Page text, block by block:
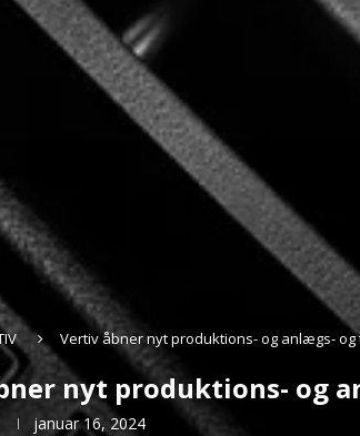
Vertiv åbner nyt produktions- og anlægs-
nyt produktions- og
januar 16, 2024